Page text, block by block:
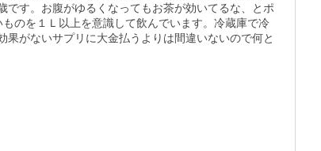
す。お腹がゆるくなってもお茶が効いてるな、とポ
のを１Ｌ以上を意識して飲んでいます。冷蔵庫で冷
がないサプリに大金払うよりは間違いないので何と